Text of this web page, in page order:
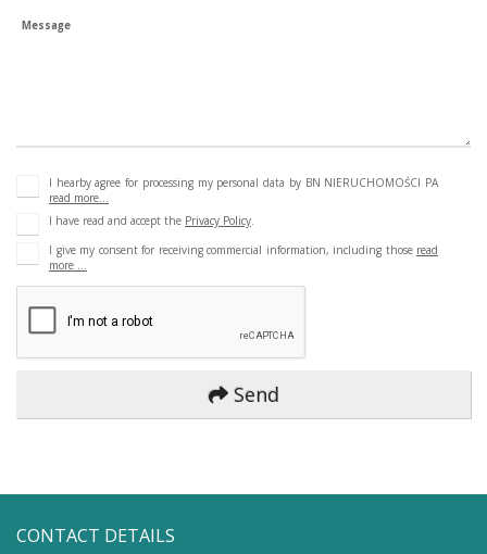
Message
I hearby agree for processing my personal data by BN NIERUCHOMOŚCI PA
read more...
I have read and accept the Privacy Policy
I give my consent for receiving commercial information, including those read
more ...
Send
CONTACT DETAILS